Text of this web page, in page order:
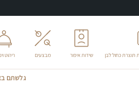
תוצרת כחול לבן שידות איפור מבצעים ריהוט
גלשתם